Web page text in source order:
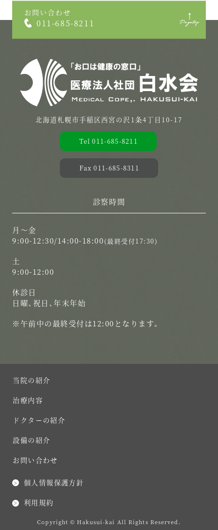
お問い合わせ
011-685-8211
北海道札幌市手稲区西宮の沢1条4丁目10-17
Tel 011-685-8211
Fax 011-685-8311
診察時間
月〜金
9:00-12:30/14:00-18:00(最終受付17:30)
土
9:00-12:00
休診日
日曜、祝日、年末年始
※午前中の最終受付は12:00となります。
当院の紹介
治療内容
ドクターの紹介
設備の紹介
お問い合わせ
個人情報保護方針
利用規約
Copyright © Hakusui-kai All Rights Reserved.